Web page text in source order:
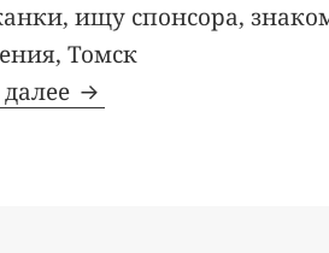
ищу спонсора,
Томск
Содержанка Лера